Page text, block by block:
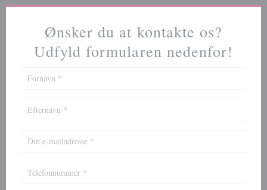
Ønsker du at kontakte os?
Udfyld formularen nedenfor!